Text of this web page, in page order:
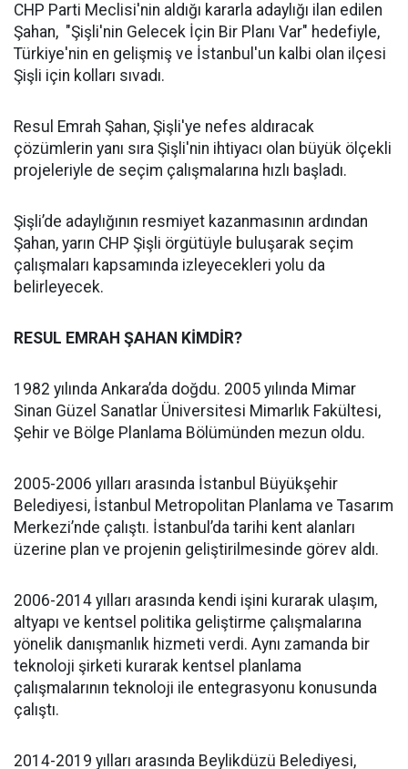
CHP Parti Meclisi'nin aldığı kararla adaylığı ilan edilen
Şahan, "Şişli'nin Gelecek İçin Bir Planı Var" hedefiyle,
Türkiye'nin en gelişmiş ve İstanbul'un kalbi olan ilçesi
Şişli için kolları sıvadı.
Resul Emrah Şahan, Şişli'ye nefes aldıracak
çözümlerin yanı sıra Şişli'nin ihtiyacı olan büyük ölçekli
projeleriyle de seçim çalışmalarına hızlı başladı.
Şişli’de adaylığının resmiyet kazanmasının ardından
Şahan, yarın CHP Şişli örgütüyle buluşarak seçim
çalışmaları kapsamında izleyecekleri yolu da
belirleyecek.
RESUL EMRAH ŞAHAN KİMDİR?
1982 yılında Ankara’da doğdu. 2005 yılında Mimar
Sinan Güzel Sanatlar Üniversitesi Mimarlık Fakültesi,
Şehir ve Bölge Planlama Bölümünden mezun oldu.
2005-2006 yılları arasında İstanbul Büyükşehir
Belediyesi, İstanbul Metropolitan Planlama ve Tasarım
Merkezi’nde çalıştı. İstanbul’da tarihi kent alanları
üzerine plan ve projenin geliştirilmesinde görev aldı.
2006-2014 yılları arasında kendi işini kurarak ulaşım,
altyapı ve kentsel politika geliştirme çalışmalarına
yönelik danışmanlık hizmeti verdi. Aynı zamanda bir
teknoloji şirketi kurarak kentsel planlama
çalışmalarının teknoloji ile entegrasyonu konusunda
çalıştı.
2014-2019 yılları arasında Beylikdüzü Belediyesi,